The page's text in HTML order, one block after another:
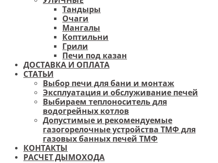
Тандыры
Очаги
Мангалы
Коптильни
Грили
Печи под казан
ДОСТАВКА И ОПЛАТА
СТАТЬИ
Выбор печи для бани и монтаж
Эксплуатация и обслуживание печей
Выбираем теплоноситель для
водогрейных котлов
Допустимые и рекомендуемые
газогорелочные устройства ТМФ для
газовых банных печей ТМФ
КОНТАКТЫ
РАСЧЕТ ДЫМОХОДА